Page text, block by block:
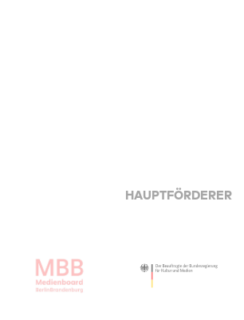
HAUPTFÖRDERER